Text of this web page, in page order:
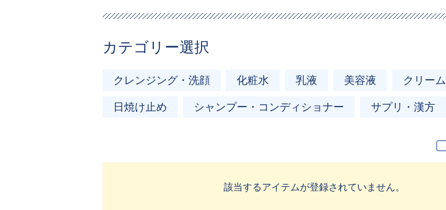
カテゴリー選択
クレンジング・洗顔 化粧水 乳液 美容液 クリーム
日焼け止め シャンプー・コンディショナー サプリ・漢方
該当するアイテムが登録されていません。